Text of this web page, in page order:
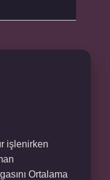
işlenirken
Ortalama